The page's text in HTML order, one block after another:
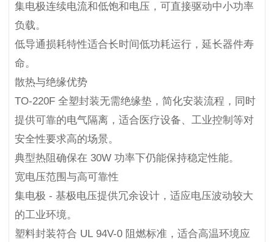
集电极连续电流和低饱和电压，可直接驱动中小功率
负载。
低导通损耗特性适合长时间低功耗运行，延长器件寿
命。
散热与绝缘优势
TO-220F 全塑封装无需绝缘垫，简化安装流程，同时
提供可靠的电气隔离，适合医疗设备、工业控制等对
安全性要求高的场景。
典型热阻确保在 30W 功率下仍能保持稳定性能。
宽电压范围与高可靠性
集电极 - 基极电压提供冗余设计，适应电压波动较大
的工业环境。
塑料封装符合 UL 94V-0 阻燃标准，适合高温环境应